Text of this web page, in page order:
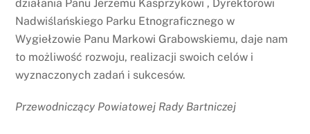
działania Panu Jerzemu Kasprzykowi , Dyrektorowi
Nadwiślańskiego Parku Etnograficznego w
Wygiełzowie Panu Markowi Grabowskiemu, daje nam
to możliwość rozwoju, realizacji swoich celów i
wyznaczonych zadań i sukcesów.
Przewodniczący Powiatowej Rady Bartniczej